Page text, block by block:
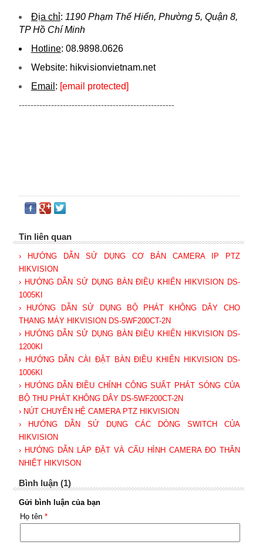
Địa chỉ: 1190 Phạm Thế Hiển, Phường 5, Quận 8,
TP Hồ Chí Minh
Hotline: 08.9898.0626
Website: hikvi sionvietnam.net
Email : [email protected]
-----------------------------------------------------
Tin liên quan
› HƯỚNG DẪN SỬ DỤNG CƠ BẢN CAMERA IP PTZ
HIKVISION
› HƯỚNG DẪN SỬ DỤNG BÀN ĐIỀU KHIỂN HIKVISION DS-
1005KI
› HƯỚNG DẪN SỬ DỤNG BỘ PHÁT KHÔNG DÂY CHO
THANG MÁY HIKVISION DS-5WF200CT-2N
› HƯỚNG DẪN SỬ DỤNG BÀN ĐIỀU KHIỂN HIKVISION DS-
1200KI
› HƯỚNG DẪN CÀI ĐẶT BÀN ĐIỀU KHIỂN HIKVISION DS-
1006KI
› HƯỚNG DẪN ĐIỀU CHỈNH CÔNG SUẤT PHÁT SÓNG CỦA
BỘ THU PHÁT KHÔNG DÂY DS-5WF200CT-2N
› NÚT CHUYỂN HỆ CAMERA PTZ HIKVISION
› HƯỚNG DẪN SỬ DỤNG CÁC DÒNG SWITCH CỦA
HIKVISION
› HƯỚNG DẪN LẮP ĐẶT VÀ CẤU HÌNH CAMERA ĐO THÂN
NHIỆT HIKVISON
Bình luận (1)
Gửi bình luận của bạn
Họ tên *